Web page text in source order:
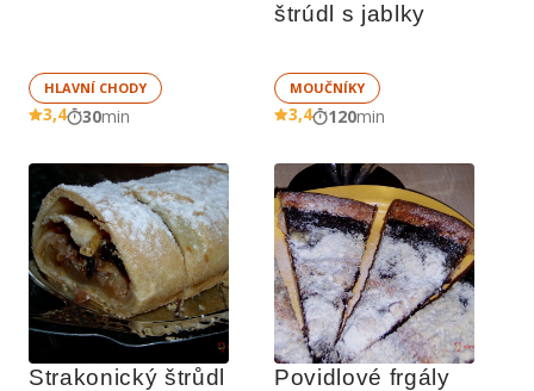
HLAVNÍ CHODY
3,4 30min
štrúdl s jablky
MOUČNÍKY
3,4 120min
Strakonický štrůdl Povidlové frgály